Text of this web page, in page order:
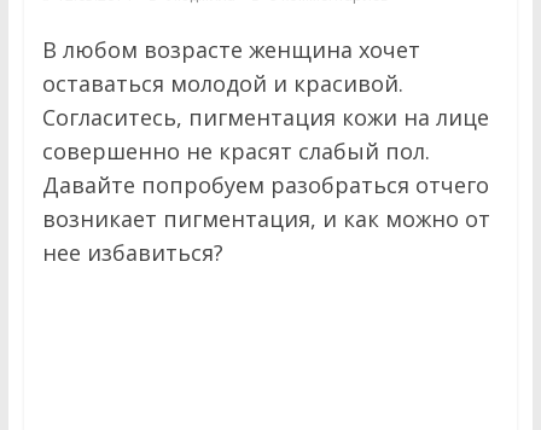
е
г
к
о
В любом возрасте женщина хочет
оставаться молодой и красивой.
Согласитесь, пигментация кожи на лице
совершенно не красят слабый пол.
Давайте попробуем разобраться отчего
возникает пигментация, и как можно от
нее избавиться?